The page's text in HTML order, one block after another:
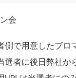
会
側で用意したブロ
選者に後日弊社か